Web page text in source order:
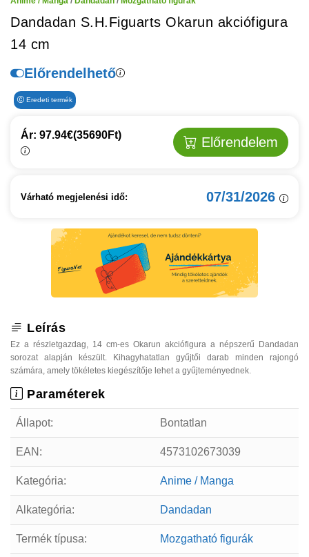
Dandadan S.H.Figuarts Okarun akciófigura
14 cm
Előrendelhető
Eredeti termék
Ár: 97.94€(35690Ft) Előrendelem
Várható megjelenési idő: 07/31/2026
Leírás
Ez a részletgazdag, 14 cm-es Okarun akciófigura a népszerű Dandadan
sorozat alapján készült. Kihagyhatatlan gyűjtői darab minden rajongó
számára, amely tökéletes kiegészítője lehet a gyűjteményednek.
Paraméterek
Állapot: Bontatlan
EAN: 4573102673039
Kategória: Anime / Manga
Alkategória: Dandadan
Termék típusa: Mozgatható figurák